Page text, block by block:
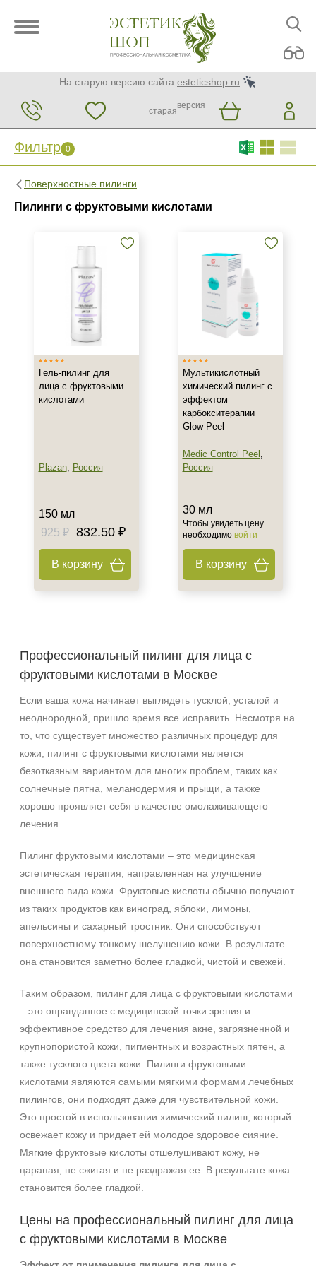
На старую версию сайта esteticshop.ru
старая
версия
Фильтр 0
Поверхностные пилинги
Пилинги с фруктовыми кислотами
Фильтр 0
Гель
Пилинг
Профессиональная
Очищение
Морщины
Результат
Лицо
30 мл
150 мл
Ингредиенты
AHA-кислоты
Для женщин
Процедура
Гель-пилинг для
лица с фруктовыми
кислотами
Plazan, Россия
150 мл
925 ₽
832.50 ₽
В корзину
Мультикислотный
химический пилинг с
эффектом
карбокситерапии
Glow Peel
Medic Control Peel ,
Россия
30 мл
Чтобы увидеть цену
необходимо войти
В корзину
Профессиональный пилинг для лица с
фруктовыми кислотами в Москве
Если ваша кожа начинает выглядеть тусклой, усталой и
неоднородной, пришло время все исправить. Несмотря на
то, что существует множество различных процедур для
кожи, пилинг с фруктовыми кислотами является
безотказным вариантом для многих проблем, таких как
солнечные пятна, меланодермия и прыщи, а также
хорошо проявляет себя в качестве омолаживающего
лечения.
Пилинг фруктовыми кислотами – это медицинская
эстетическая терапия, направленная на улучшение
внешнего вида кожи. Фруктовые кислоты обычно получают
из таких продуктов как виноград, яблоки, лимоны,
апельсины и сахарный тростник. Они способствуют
поверхностному тонкому шелушению кожи. В результате
она становится заметно более гладкой, чистой и свежей.
Таким образом, пилинг для лица с фруктовыми кислотами
– это оправданное с медицинской точки зрения и
эффективное средство для лечения акне, загрязненной и
крупнопористой кожи, пигментных и возрастных пятен, а
также тусклого цвета кожи. Пилинги фруктовыми
кислотами являются самыми мягкими формами лечебных
пилингов, они подходят даже для чувствительной кожи.
Это простой в использовании химический пилинг, который
освежает кожу и придает ей молодое здоровое сияние.
Мягкие фруктовые кислоты отшелушивают кожу, не
царапая, не сжигая и не раздражая ее. В результате кожа
становится более гладкой.
Цены на профессиональный пилинг для лица
с фруктовыми кислотами в Москве